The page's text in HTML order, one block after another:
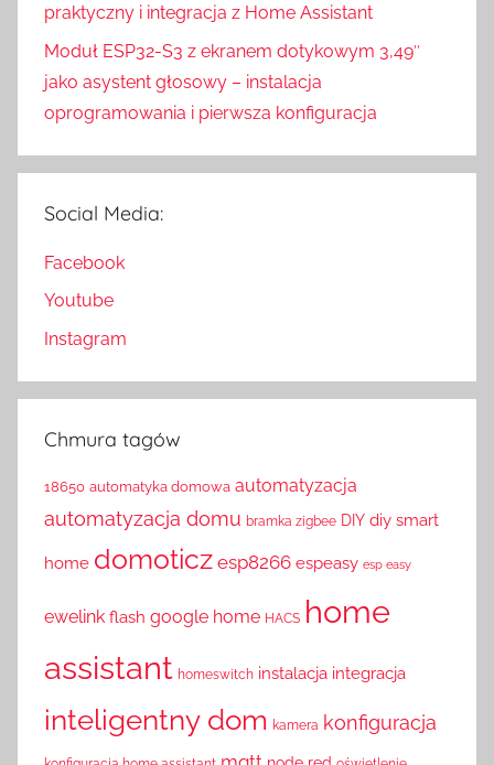
praktyczny i integracja z Home Assistant
Moduł ESP32-S3 z ekranem dotykowym 3,49″
jako asystent głosowy – instalacja
oprogramowania i pierwsza konfiguracja
Social Media:
Facebook
Youtube
Instagram
Chmura tagów
18650 automatyka domowa automatyzacja
automatyzacja domu bramka zigbee DIY diy smart
home domoticz esp8266 espeasy esp easy
ewelink flash google home HACS home
assistant homeswitch instalacja integracja
inteligentny dom kamera konfiguracja